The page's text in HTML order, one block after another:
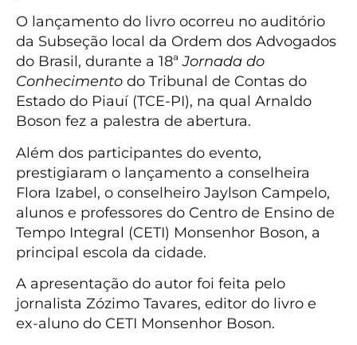
O lançamento do livro ocorreu no auditório
da Subseção local da Ordem dos Advogados
do Brasil, durante a 18ªJornada do
Conhecimento do Tribunal de Contas do
Estado do Piauí (TCE-PI), na qual Arnaldo
Boson fez a palestra de abertura.
Além dos participantes do evento,
prestigiaram o lançamento a conselheira
Flora Izabel, o conselheiro Jaylson Campelo,
alunos e professores do Centro de Ensino de
Tempo Integral (CETI) Monsenhor Boson, a
principal escola da cidade.
A apresentação do autor foi feita pelo
jornalista Zózimo Tavares, editor do livro e
ex-aluno do CETI Monsenhor Boson.